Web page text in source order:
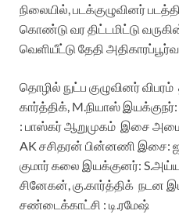
நிலையில், படக்குழுவினர்
கொண்டு வர திட்டமிட்டு
வெளியீட்டு தேதி
தொழில் நுட்ப குழுவினர் விபரம்
கார்த்திக், M.நியாஸ்
: பாஸ்கர் ஆறுமுகம் இசை
AK சசிதரன் பின்னணி இசை:
குமார்கலை இயக்குனர்:
சினேகன், கு.கார்த்திக் நடன
சண்டைக்காட்சி : டி.ரமேஷ்